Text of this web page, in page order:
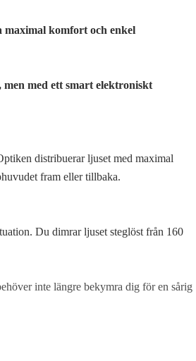
komfort och enkel
med ett smart elektroniskt
distribuerar ljuset med maximal
fram eller tillbaka.
Du dimrar ljuset steglöst från 160
inte längre bekymra dig för en sårig